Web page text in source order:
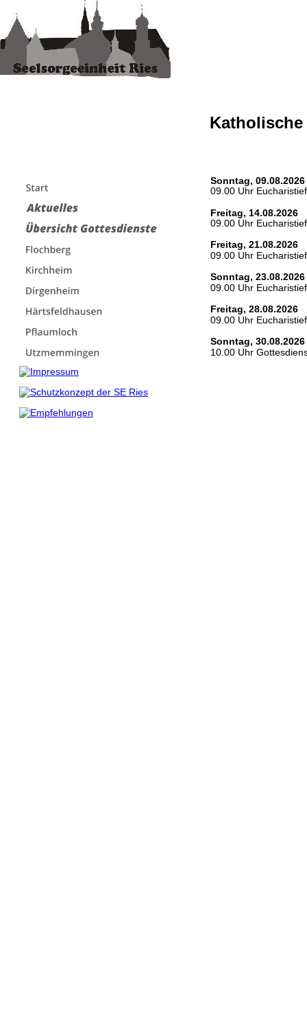
Sonntag, 09.08.2026
09.00 Uhr
Freitag, 14.08.2026
09.00 Uhr
Freitag, 21.08.2026
09.00 Uhr
Sonntag, 23.08.2026
09.00 Uhr
Freitag, 28.08.2026
09.00 Uhr
Sonntag, 30.08.2026
10.00 Uhr